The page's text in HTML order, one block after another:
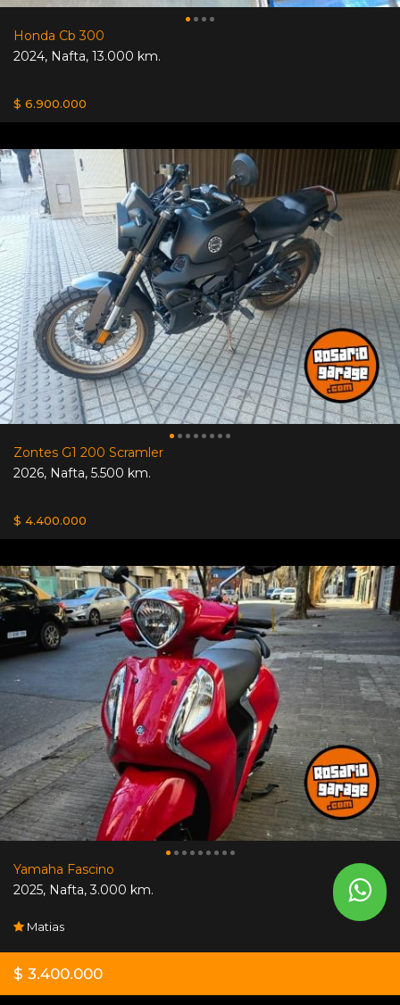
Honda Cb 300
2024, Nafta, 13.000 km.
$ 6.900.000
Zontes G1 200 Scramler
2026, Nafta, 5.500 km.
$ 4.400.000
Yamaha Fascino
2025, Nafta,3.000 km.
Matias
$ 3.400.000